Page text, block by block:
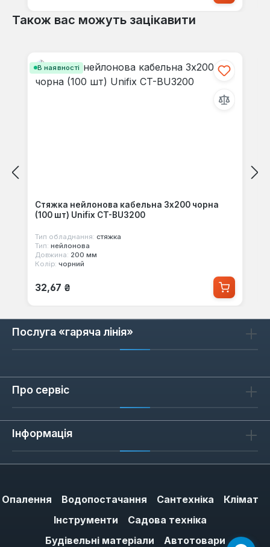
Також вас можуть зацікавити
В наявності
Стяжка нейлонова кабельна 3x200 чорна
(100 шт) Unifix CT-BU3200
Тип обладнання: стяжка
Тип: нейлонова
Довжина: 200 мм
Колір: чорний
Звичайна ціна:
32,67 ₴
Послуга «гаряча лінія»
Про сервіс
Інформація
Опалення Водопостачання Сантехніка
Клімат
Інструменти
Садова техніка
Будівельні матеріали
Автотовари